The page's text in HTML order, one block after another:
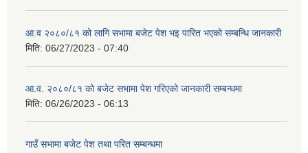
आ.व २०८०/८१ को लागि सभामा बजेट पेश भइ पारित भएको सम्बन्धि जानकारी
मिति: 06/27/2023 - 07:40
आ.व. २०८०/८१ को बजेट सभामा पेश गरिएको जानकारी सम्बन्धमा
मिति: 06/26/2023 - 06:13
गाउँ सभामा बजेट पेश तथा परित सम्बन्धमा